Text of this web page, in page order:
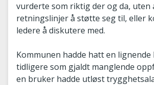
vurderte som riktig der og da, uten
retningslinjer å støtte seg til, eller
ledere å diskutere med.
Kommunen hadde hatt en
tidligere som gjaldt manglende
en bruker hadde utløst